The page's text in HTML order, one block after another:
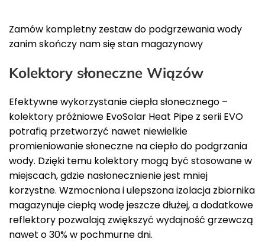
Zamów kompletny zestaw do podgrzewania wody
zanim skończy nam się stan magazynowy
Kolektory słoneczne Wiązów
Efektywne wykorzystanie ciepła słonecznego –
kolektory próżniowe EvoSolar Heat Pipe z serii EVO
potrafią przetworzyć nawet niewielkie
promieniowanie słoneczne na ciepło do podgrzania
wody. Dzięki temu kolektory mogą być stosowane w
miejscach, gdzie nasłonecznienie jest mniej
korzystne. Wzmocniona i ulepszona izolacja zbiornika
magazynuje ciepłą wodę jeszcze dłużej, a dodatkowe
reflektory pozwalają zwiększyć wydajność grzewczą
nawet o 30% w pochmurne dni.